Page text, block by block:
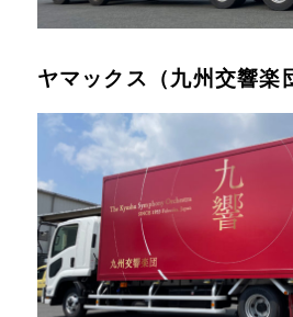
ヤマックス（九州交響楽